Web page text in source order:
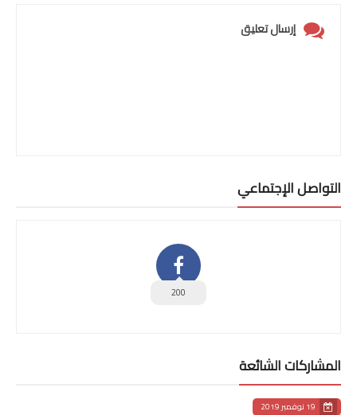
إرسال تعليق
التواصل الإجتماعي
200
المشاركات الشائعة
19 نوفمبر 2019